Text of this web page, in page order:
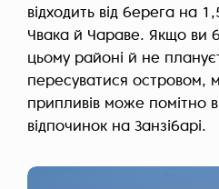
відходить від берега на
Чвака й Чараве. Якщо ви
цьому районі й не
пересуватися островом,
припливів може помітно
відпочинок на Занзібарі.